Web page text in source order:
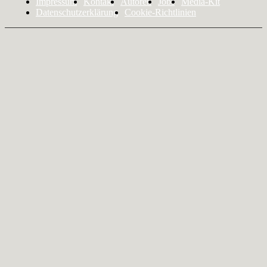
Datenschutzerklärung
Cookie-Richtlinien